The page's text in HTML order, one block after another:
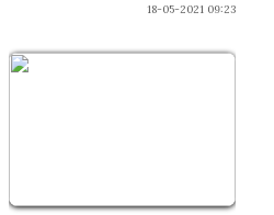
18-05-2021 09:23